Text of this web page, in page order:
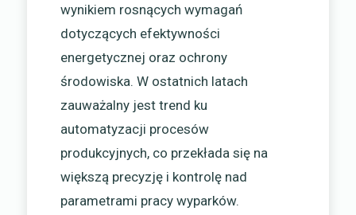
wynikiem rosnących wymagań
dotyczących efektywności
energetycznej oraz ochrony
środowiska. W ostatnich latach
zauważalny jest trend ku
automatyzacji procesów
produkcyjnych, co przekłada się na
większą precyzję i kontrolę nad
parametrami pracy wyparków.